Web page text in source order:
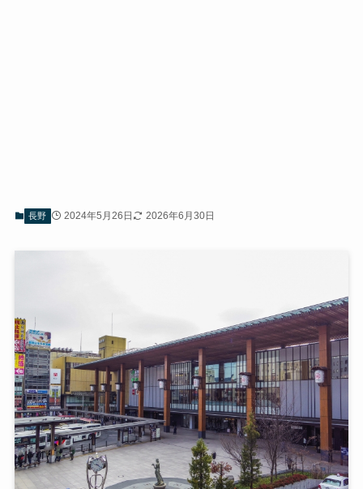
長野 2024年5月26日 2026年6月30日